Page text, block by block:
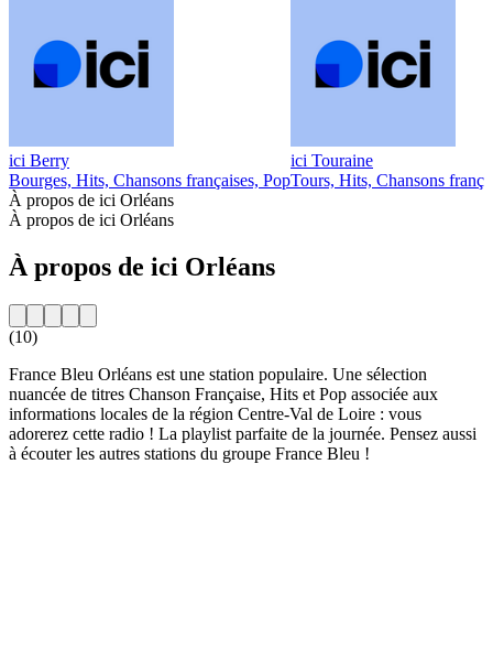
ici Berry
Bourges, Hits, Chansons françaises, Pop
ici Touraine
Tours, Hits, Chansons
À propos de ici Orléans
À propos de ici Orléans
À propos de ici Orléans
(10)
France Bleu Orléans est une station populaire. Une sélection
nuancée de titres Chanson Française, Hits et Pop associée aux
informations locales de la région Centre-Val de Loire : vous
adorerez cette radio ! La playlist parfaite de la journée. Pensez aussi
à écouter les autres stations du groupe France Bleu !